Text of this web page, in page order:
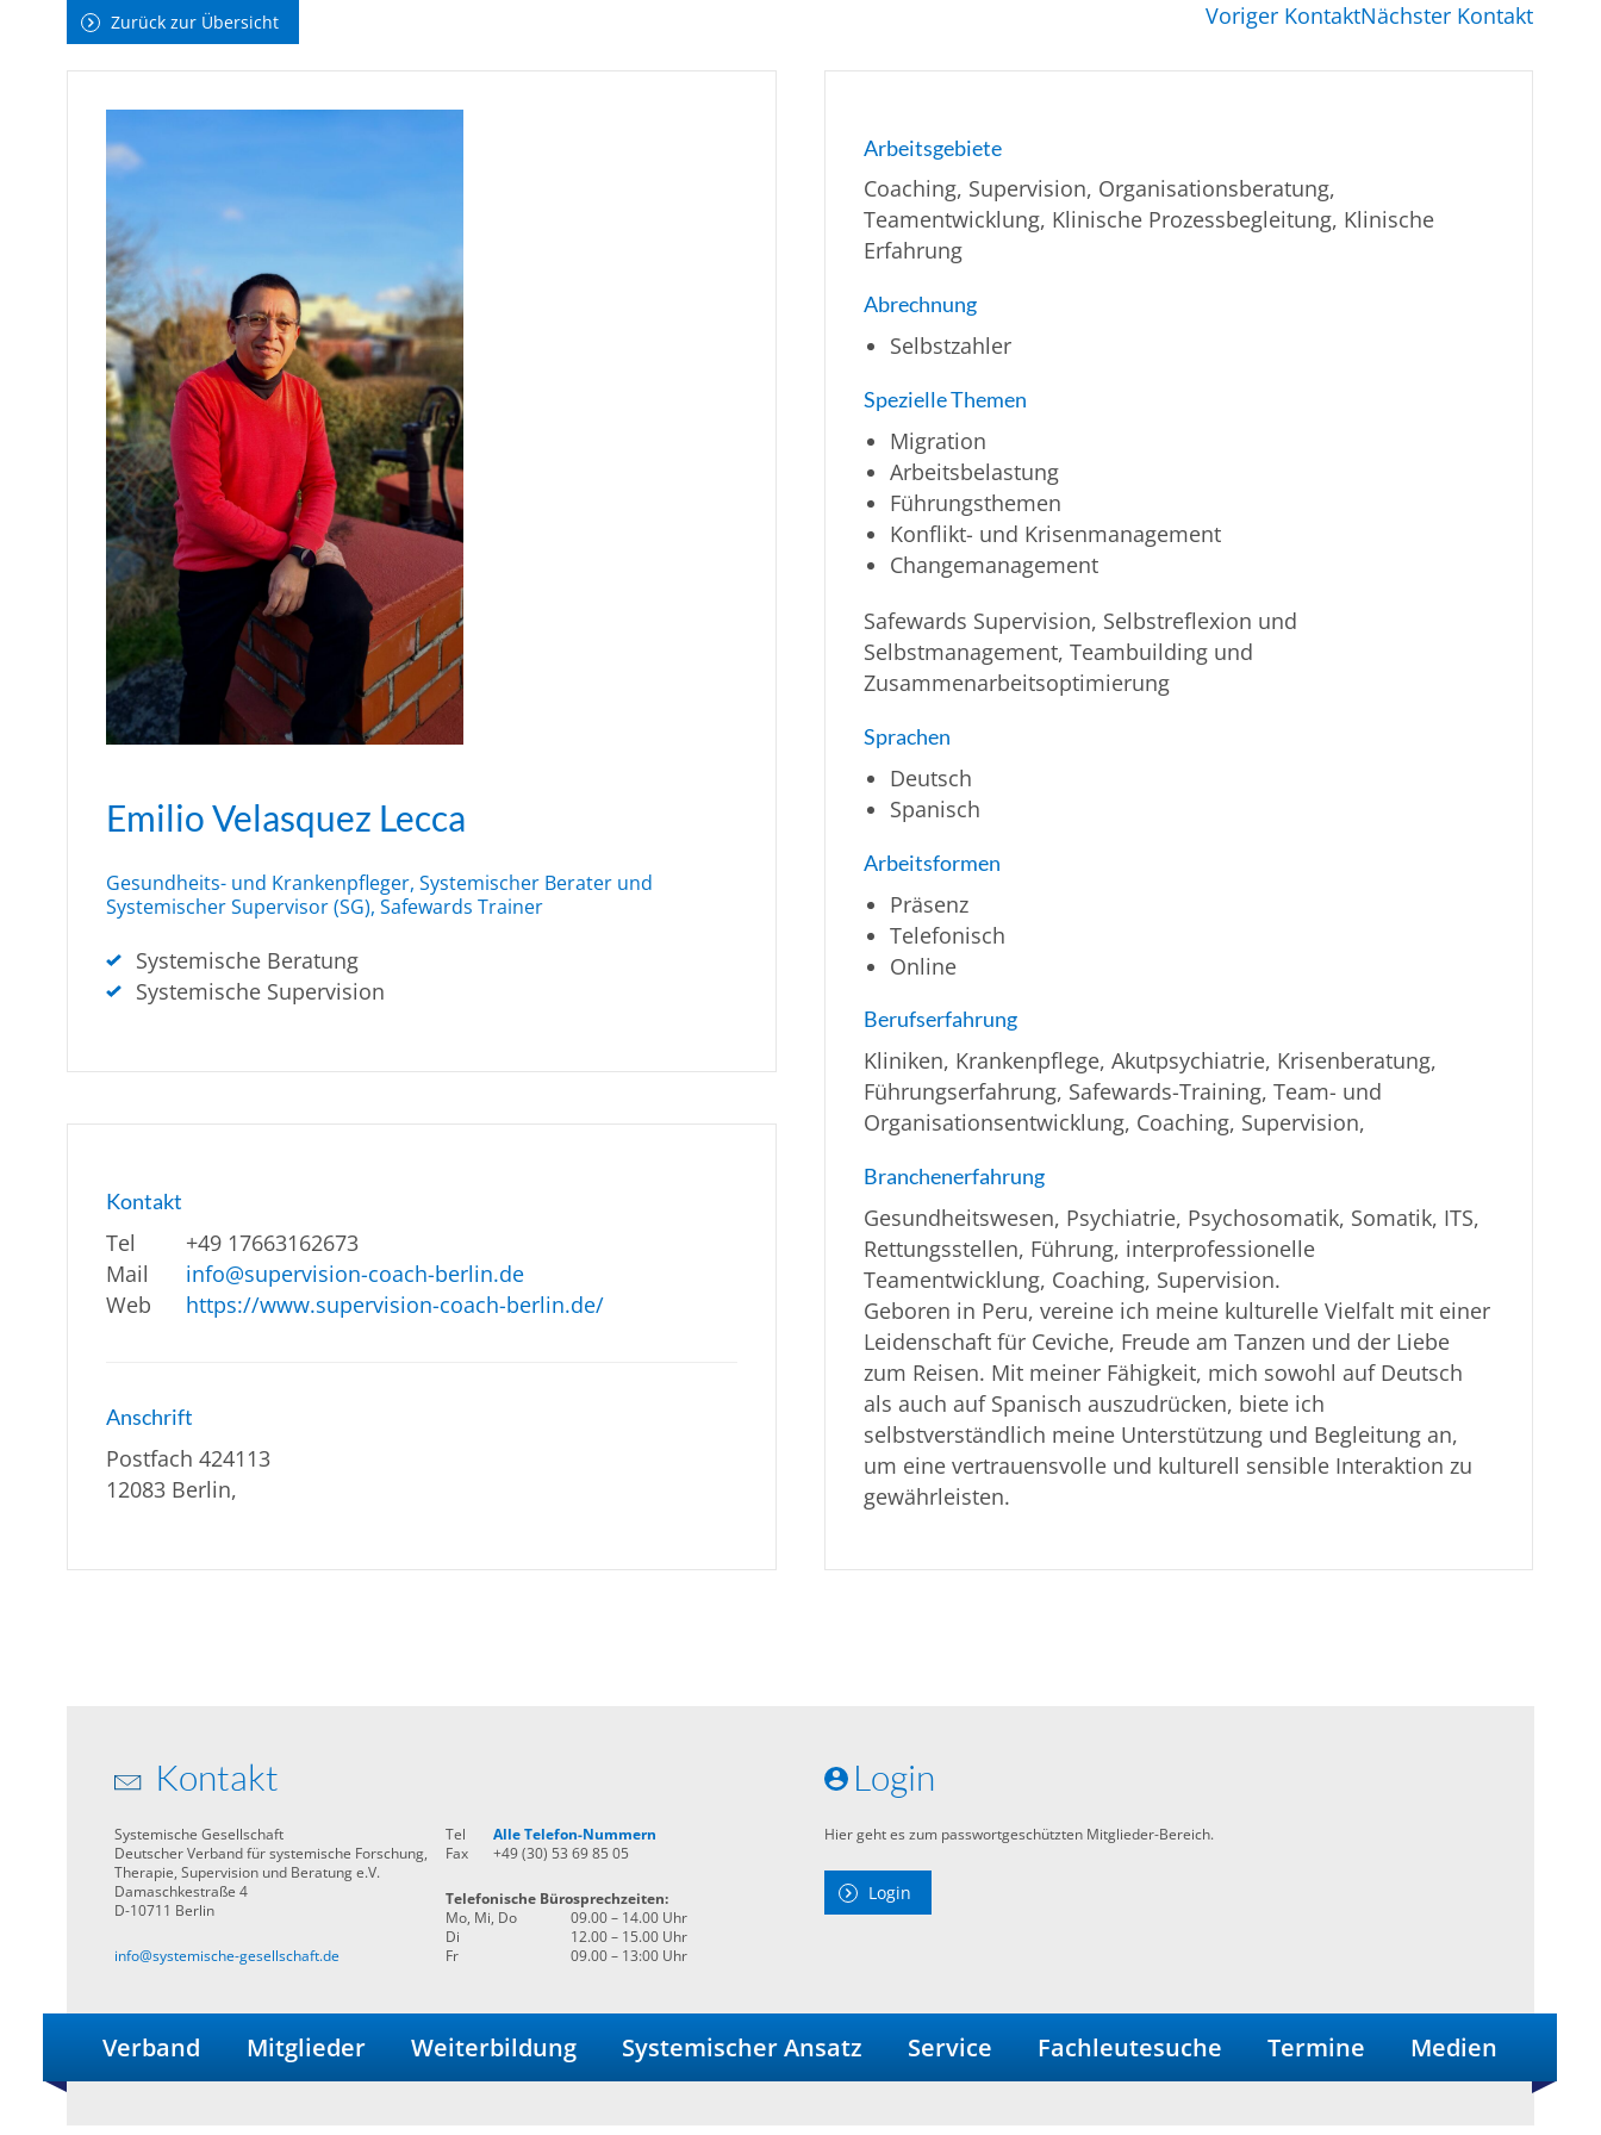
Zurück zur Übersicht Voriger KontaktNächster Kontakt
Emilio Velasquez Lecca
Gesundheits- und Krankenpfleger, Systemischer Berater und
Systemischer Supervisor (SG), Safewards Trainer
Systemische Beratung
Systemische Supervision
Kontakt
Tel
+49 17663162673
Mail
info@supervision-coach-berlin.de
Web
https://www.supervision-coach-berlin.de/
Anschrift
Postfach 424113
12083 Berlin,
Arbeitsgebiete
Coaching, Supervision, Organisationsberatung,
Teamentwicklung, Klinische Prozessbegleitung, Klinische
Erfahrung
Abrechnung
Selbstzahler
Spezielle Themen
Migration
Arbeitsbelastung
Führungsthemen
Konflikt- und Krisenmanagement
Changemanagement
Safewards Supervision, Selbstreflexion und
Selbstmanagement, Teambuilding und
Zusammenarbeitsoptimierung
Sprachen
Deutsch
Spanisch
Arbeitsformen
Präsenz
Telefonisch
Online
Berufserfahrung
Kliniken, Krankenpflege, Akutpsychiatrie, Krisenberatung,
Führungserfahrung, Safewards-Training, Team- und
Organisationsentwicklung, Coaching, Supervision,
Branchenerfahrung
Gesundheitswesen, Psychiatrie, Psychosomatik, Somatik, ITS,
Rettungsstellen, Führung, interprofessionelle
Teamentwicklung, Coaching, Supervision.
Geboren in Peru, vereine ich meine kulturelle Vielfalt mit einer
Leidenschaft für Ceviche, Freude am Tanzen und der Liebe
zum Reisen. Mit meiner Fähigkeit, mich sowohl auf Deutsch
als auch auf Spanisch auszudrücken, biete ich
selbstverständlich meine Unterstützung und Begleitung an,
um eine vertrauensvolle und kulturell sensible Interaktion zu
gewährleisten.
Kontakt
Systemische Gesellschaft
Deutscher Verband für systemische Forschung,
Therapie, Supervision und Beratung e.V.
Damaschkestraße 4
D-10711 Berlin
info@systemische-gesellschaft.de
Tel
Alle Telefon-Nummern
Fax
+49 (30) 53 69 85 05
Telefonische Bürosprechzeiten:
Mo, Mi, Do
09.00 – 14.00 Uhr
Di
12.00 – 15.00 Uhr
Fr
09.00 – 13:00 Uhr
Login
Hier geht es zum passwortgeschützten Mitglieder-Bereich.
Login
Verband Mitglieder Weiterbildung Systemischer Ansatz Service Fachleutesuche Termine Medien